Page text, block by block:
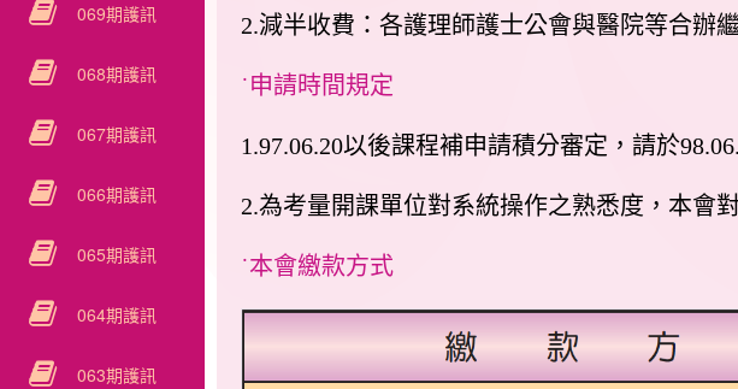
069期護訊
068期護訊
067期護訊
066期護訊
065期護訊
064期護訊
063期護訊
2.減半收費：各護理師護士公會與醫院等合辦
˙申請時間規定
1.97.06.20以後課程補申請積分審定，請於
2.為考量開課單位對系統操作之熟悉度，本會
˙本會繳款方式